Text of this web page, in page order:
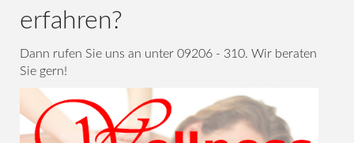
erfahren?
Dann rufen Sie uns an unter 09206 - 310. Wir beraten
Sie gern!